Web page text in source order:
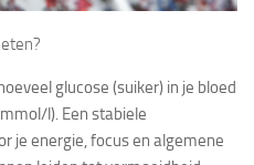
glucose (suiker) in je bloed
l). Een stabiele
je energie, focus en algemene